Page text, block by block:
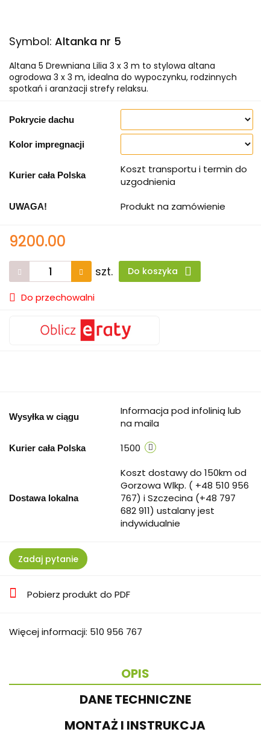
Symbol: Altanka nr 5
Altana 5 Drewniana Lilia 3 x 3 m to stylowa altana
ogrodowa 3 x 3 m, idealna do wypoczynku, rodzinnych
spotkań i aranżacji strefy relaksu.
Pokrycie dachu
Kolor impregnacji
Kurier cała Polska
Koszt transportu i termin do
uzgodnienia
UWAGA! Produkt na zamówienie
9200.00
szt. Do koszyka
Do przechowalni
Wysyłka w ciągu
Informacja pod infolinią lub
na maila
Kurier cała Polska 1500
Dostawa lokalna
Koszt dostawy do 150km od
Gorzowa Wlkp. ( +48 510 956
767) i Szczecina (+48 797
682 911) ustalany jest
indywidualnie
Zadaj pytanie
Pobierz produkt do PDF
Więcej informacji: 510 956 767
OPIS
DANE TECHNICZNE
MONTAŻ I INSTRUKCJA